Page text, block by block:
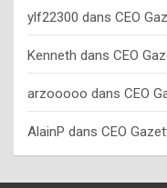
ylf22300 dans CEO
Kenneth dans CEO
arzooooo dans CEO
AlainP dans CEO